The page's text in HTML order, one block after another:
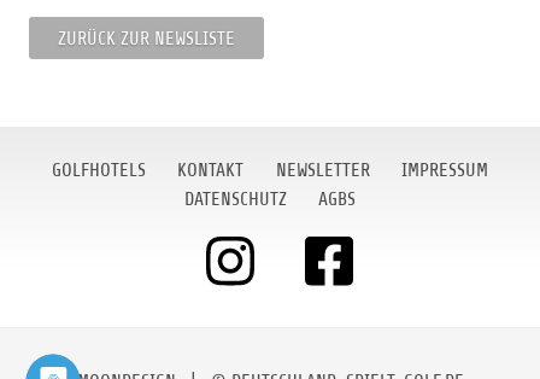
ZURÜCK ZUR NEWSLISTE
GOLFHOTELS KONTAKT NEWSLETTER
IMPRESSUM
DATENSCHUTZ
AGBS